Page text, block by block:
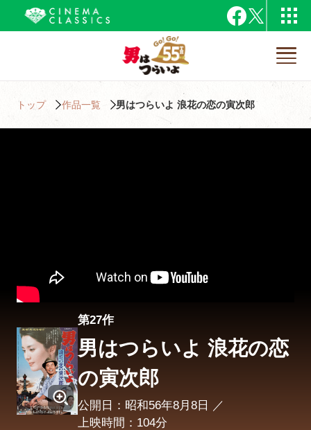
トップ 作品一覧 男はつらいよ 浪花の恋の寅次郎
第27作
男はつらいよ 浪花の恋
の寅次郎
公開日：昭和56年8月8日 ／
上映時間：104分